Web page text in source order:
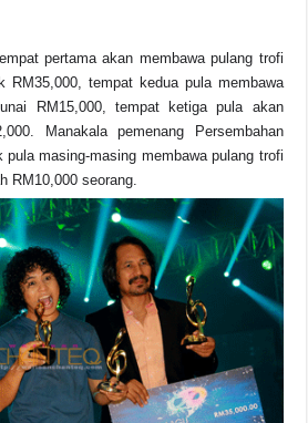
pertama akan membawa pulang trofi
RM35,000, tempat kedua pula membawa
RM15,000, tempat ketiga pula akan
Manakala pemenang Persembahan
pula masing-masing membawa pulang trofi
RM10,000 seorang.